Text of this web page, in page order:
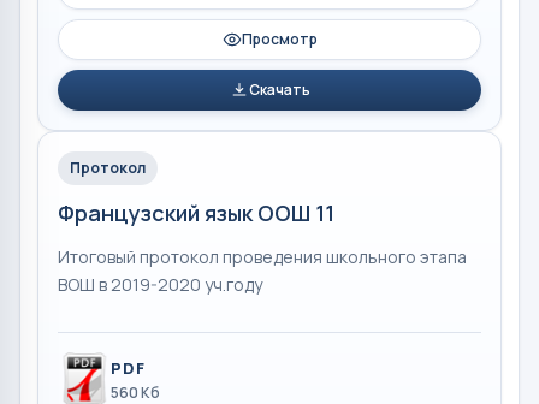
Просмотр
Скачать
Протокол
Французский язык ООШ 11
Итоговый протокол проведения школьного этапа
ВОШ в 2019-2020 уч.году
PDF
560 Кб